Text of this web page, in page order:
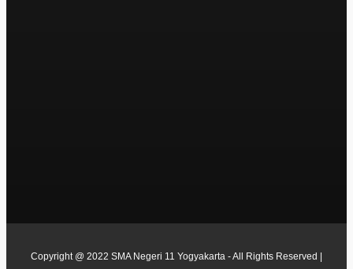
Copyright @ 2022 SMA Negeri 11 Yogyakarta - All Rights Reserved |